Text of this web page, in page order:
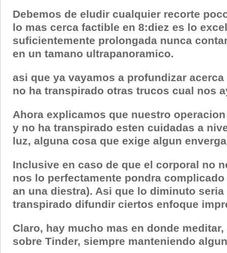
Debemos de eludir cualquier recorte
lo mas cerca factible en 8:diez es lo
suficientemente prolongada nunca
en un tamano ultrapanoramico.
asi que ya vayamos a profundizar
no ha transpirado otras trucos cual nos
Ahora explicamos que nuestro
y no ha transpirado esten cuidadas a
luz, alguna cosa que exige algun
Inclusive en caso de que el corporal no
nos lo perfectamente pondra
an una diestra). Asi que lo diminuto
transpirado difundir ciertos enfoque
Claro, hay mucho mas en donde
sobre Tinder, siempre manteniendo